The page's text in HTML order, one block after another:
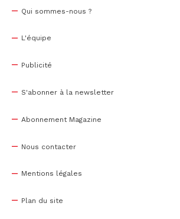
Qui sommes-nous ?
L'équipe
Publicité
S'abonner à la newsletter
Abonnement Magazine
Nous contacter
Mentions légales
Plan du site